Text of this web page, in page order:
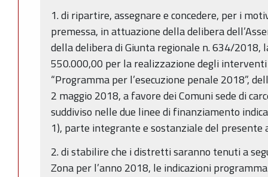
1. di ripartire, assegnare e concedere, per i
premessa, in attuazione della delibera
della delibera di Giunta regionale n. 634/2018,
550.000,00 per la realizzazione degli
“Programma per l’esecuzione penale 2018”,
2 maggio 2018, a favore dei Comuni sede di
suddiviso nelle due linee di finanziamento
1), parte integrante e sostanziale del presente
2. di stabilire che i distretti saranno tenuti a
Zona per l’anno 2018, le indicazioni